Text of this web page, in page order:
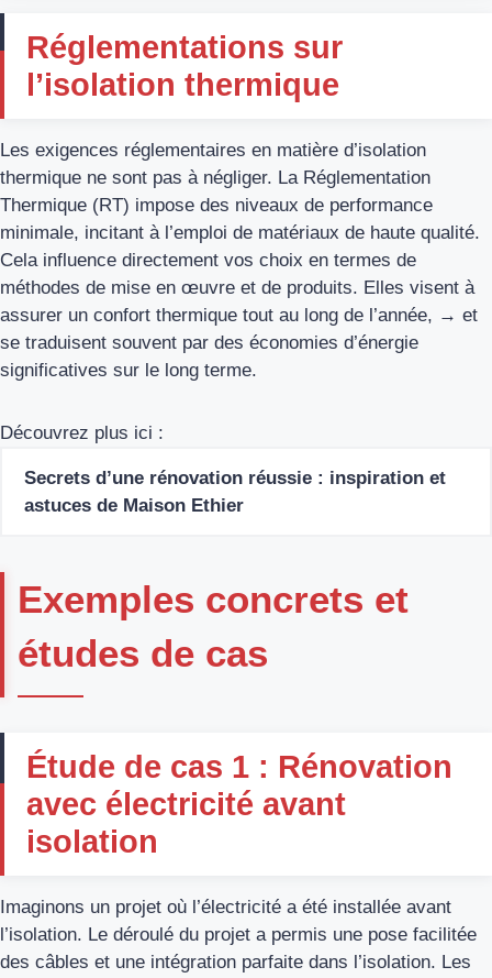
Réglementations sur
l’isolation thermique
Les exigences réglementaires en matière d’isolation
thermique ne sont pas à négliger. La Réglementation
Thermique (RT) impose des niveaux de performance
minimale, incitant à l’emploi de matériaux de haute qualité.
Cela influence directement vos choix en termes de
méthodes de mise en œuvre et de produits. Elles visent à
assurer un confort thermique tout au long de l’année, → et
se traduisent souvent par des économies d’énergie
significatives sur le long terme.
Découvrez plus ici :
Secrets d’une rénovation réussie : inspiration et
astuces de Maison Ethier
Exemples concrets et
études de cas
Étude de cas 1 : Rénovation
avec électricité avant
isolation
Imaginons un projet où l’électricité a été installée avant
l’isolation. Le déroulé du projet a permis une pose facilitée
des câbles et une intégration parfaite dans l’isolation. Les